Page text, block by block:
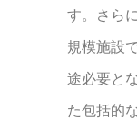
す。さら
規模施設
途必要と
た包括的